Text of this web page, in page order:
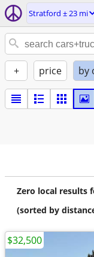
Stratford ± 23 mi
+ price by
Zero local results
(sorted by
$32,500